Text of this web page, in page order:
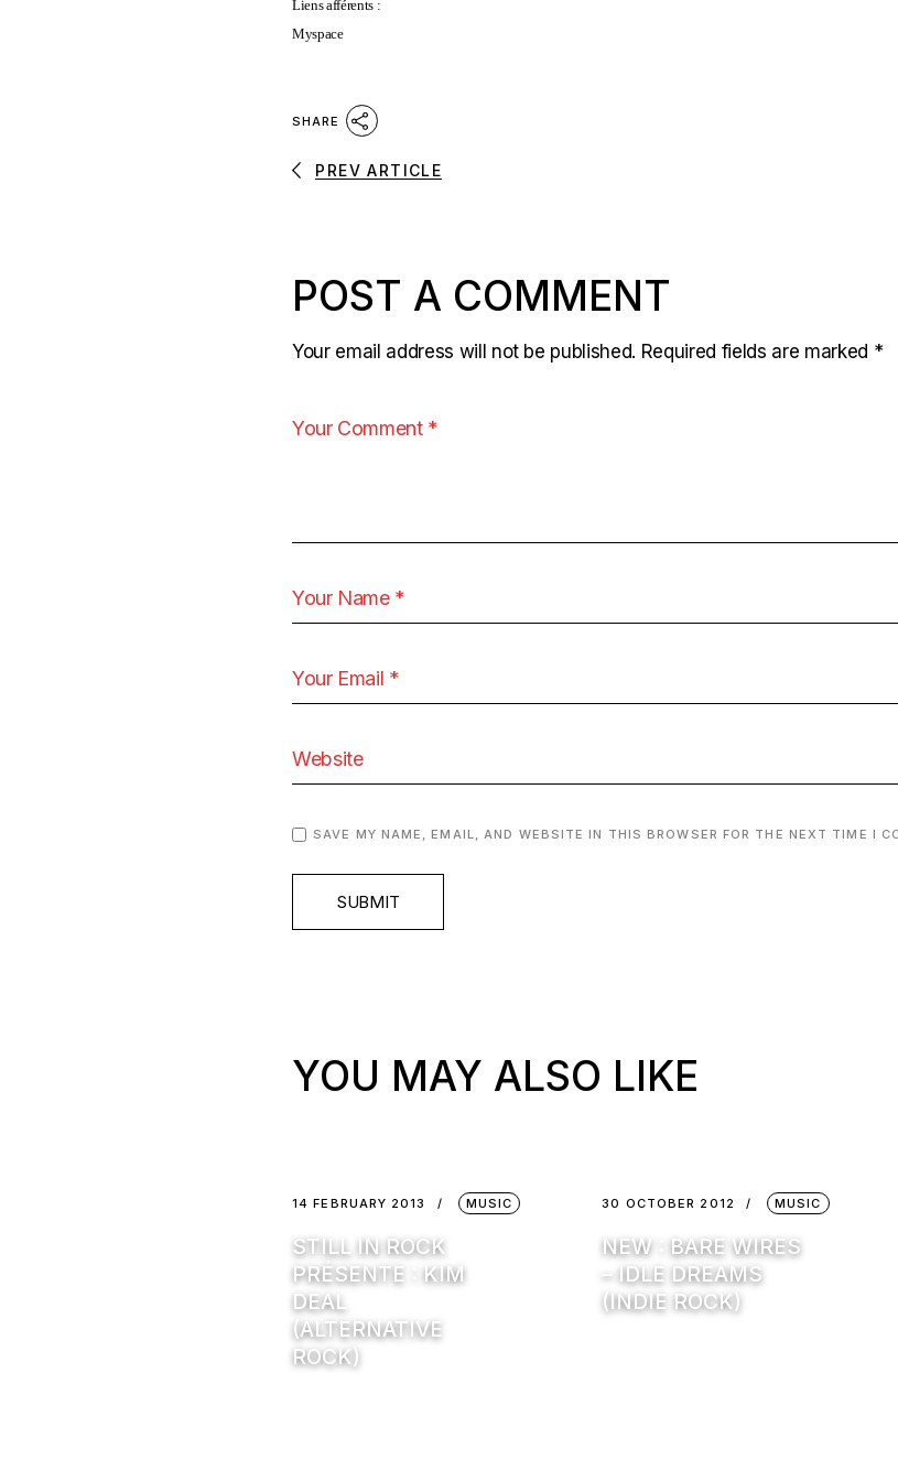
Liens afférents :
Myspace
SHARE
PREV ARTICLE
POST A COMMENT
Your email address will not be published. Required fields are marked *
SAVE MY NAME, EMAIL, AND WEBSITE IN THIS BROWSER FOR THE NEXT TIME I
SUBMIT
YOU MAY ALSO LIKE
14 FEBRUARY 2013 MUSIC
STILL IN ROCK
PRÉSENTE : KIM
DEAL
(ALTERNATIVE
ROCK)
30 OCTOBER 2012 MUSIC
NEW : BARE WIRES
– IDLE DREAMS
(INDIE ROCK)